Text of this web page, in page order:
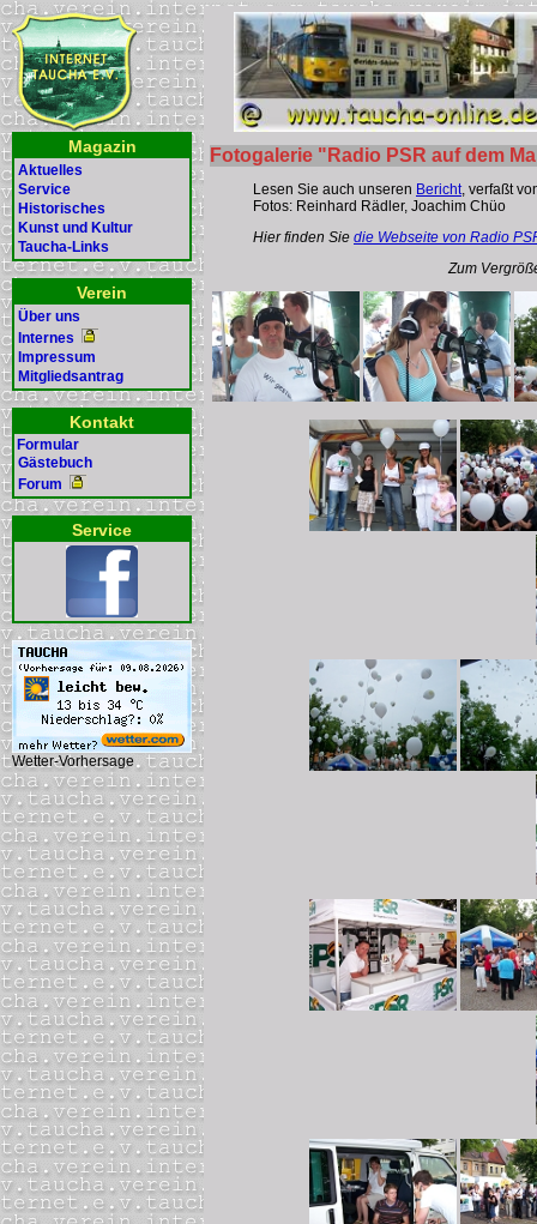
Magazin
Aktuelles
Service
Historisches
Kunst und Kultur
Taucha-Links
Verein
Über uns
Internes
Impressum
Mitgliedsantrag
Kontakt
Formular
Gästebuch
Forum
Service
Wetter-Vorhersage
Fotogalerie "Radio PSR auf dem
Lesen Sie auch unseren Bericht , verfaßt
Fotos: Reinhard Rädler, Joachim Chüo
Hier finden Sie die Webseite von Radio
Zum